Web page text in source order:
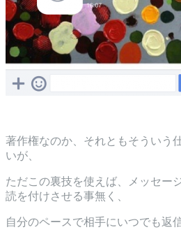
著作権なのか、それともそういう
いが、
ただこの裏技を使えば、メッセー
読を付けさせる事無く、
自分のペースで相手にいつでも返